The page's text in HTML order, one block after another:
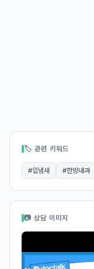
🏷 관련 키워드
#입냄새 #한방내과
📷 상담 이미지